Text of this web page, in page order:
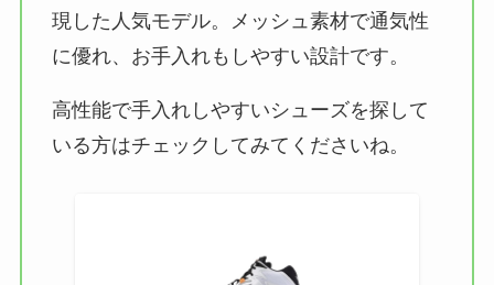
現した人気モデル。メッシュ素材で通気性
に優れ、お手入れもしやすい設計です。
高性能で手入れしやすいシューズを探して
いる方はチェックしてみてくださいね。